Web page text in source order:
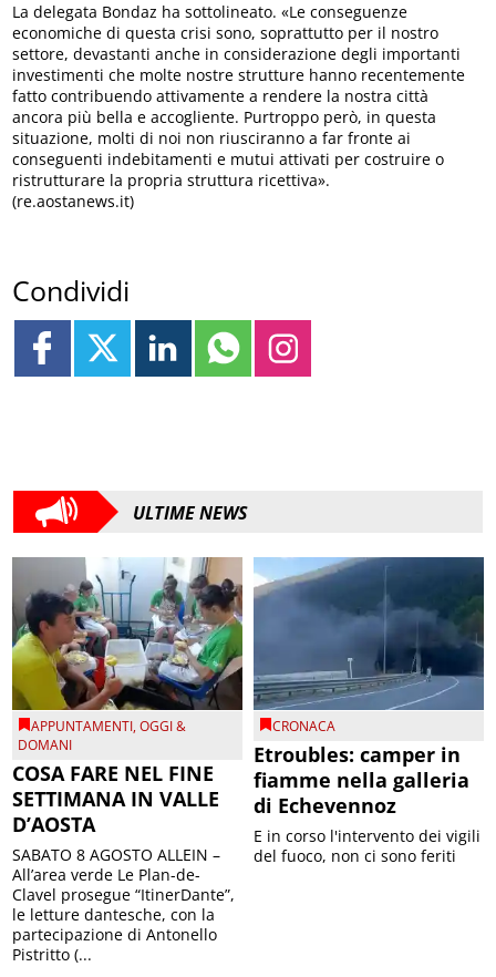
La delegata Bondaz ha sottolineato. «Le conseguenze
economiche di questa crisi sono, soprattutto per il nostro
settore, devastanti anche in considerazione degli importanti
investimenti che molte nostre strutture hanno recentemente
fatto contribuendo attivamente a rendere la nostra città
ancora più bella e accogliente. Purtroppo però, in questa
situazione, molti di noi non riusciranno a far fronte ai
conseguenti indebitamenti e mutui attivati per costruire o
ristrutturare la propria struttura ricettiva».
(re.aostanews.it)
Condividi
ULTIME NEWS
APPUNTAMENTI,OGGI &
DOMANI
COSA FARE NEL FINE
SETTIMANA IN VALLE
D’AOSTA
SABATO 8 AGOSTO ALLEIN –
All’area verde Le Plan-de-
Clavel prosegue “ItinerDante”,
le letture dantesche, con la
partecipazione di Antonello
Pistritto (...
CRONACA
Etroubles: camper in
fiamme nella galleria
di Echevennoz
E in corso l'intervento dei vigili
del fuoco, non ci sono feriti